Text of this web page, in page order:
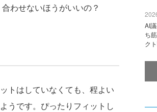
わせないほうがいいの？
トはしていなくても、程よい
うです。ぴったりフィットし
AI
ち
ク